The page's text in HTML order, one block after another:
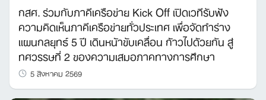
กสศ. ร่วมกับภาคีเครือข่าย Kick Off เปิดเวทีรับฟัง
ความคิดเห็นภาคีเครือข่ายทั่วประเทศ เพื่อจัดทำร่าง
แผนกลยุทธ์ 5 ปี เดินหน้าขับเคลื่อน ก้าวไปด้วยกัน สู่
ทศวรรษที่ 2 ของความเสมอภาคทางการศึกษา
5 สิงหาคม 2569